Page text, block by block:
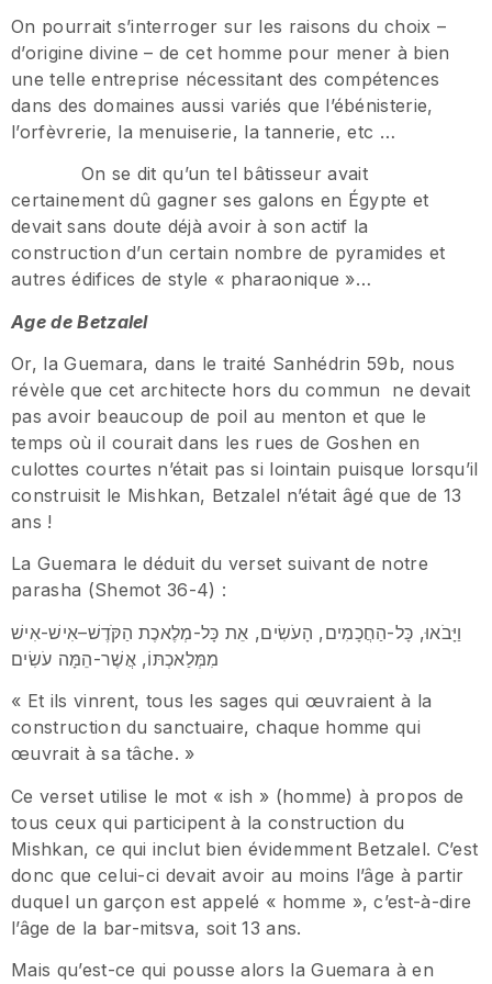
On pourrait s’interroger sur les raisons du choix –
d’origine divine – de cet homme pour mener à bien
une telle entreprise nécessitant des compétences
dans des domaines aussi variés que l’ébénisterie,
l’orfèvrerie, la menuiserie, la tannerie, etc …
On se dit qu’un tel bâtisseur avait
certainement dû gagner ses galons en Égypte et
devait sans doute déjà avoir à son actif la
construction d’un certain nombre de pyramides et
autres édifices de style « pharaonique »…
Age de Betzalel
Or, la Guemara, dans le traité Sanhédrin 59b, nous
révèle que cet architecte hors du commun ne devait
pas avoir beaucoup de poil au menton et que le
temps où il courait dans les rues de Goshen en
culottes courtes n’était pas si lointain puisque lorsqu’il
construisit le Mishkan, Betzalel n’était âgé que de 13
ans !
La Guemara le déduit du verset suivant de notre
parasha (Shemot 36-4) :
וַיָּבֹאוּ, כָּל-הַחֲכָמִים, הָעֹשִׂים, אֵת כָּל-מְלֶאכֶת הַקֹּדֶשׁ–אִישׁ-אִישׁ
מִמְּלַאכְתּוֹ, אֲשֶׁר-הֵמָּה עֹשִׂים
« Et ils vinrent, tous les sages qui œuvraient à la
construction du sanctuaire, chaque homme qui
œuvrait à sa tâche. »
Ce verset utilise le mot « ish » (homme) à propos de
tous ceux qui participent à la construction du
Mishkan, ce qui inclut bien évidemment Betzalel. C’est
donc que celui-ci devait avoir au moins l’âge à partir
duquel un garçon est appelé « homme », c’est-à-dire
l’âge de la bar-mitsva, soit 13 ans.
Mais qu’est-ce qui pousse alors la Guemara à en